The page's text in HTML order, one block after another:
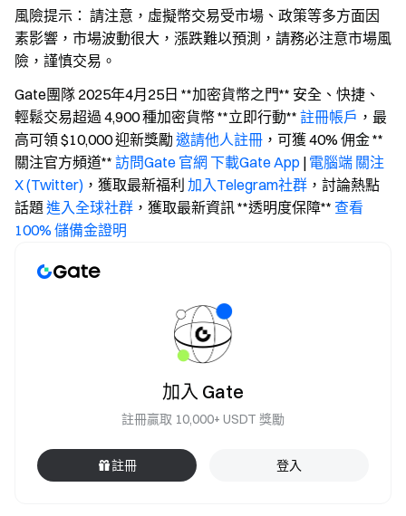
風險提示： 請注意，虛擬幣交易受市場、政策等多方面因
素影響，市場波動很大，漲跌難以預測，請務必注意市場風
險，謹慎交易。
Gate團隊 2025年4月25日 **加密貨幣之門** 安全、快捷、
輕鬆交易超過 4,900 種加密貨幣 **立即行動** 註冊帳戶 ，最
高可領 $10,000 迎新獎勵 邀請他人註冊 ，可獲 40% 佣金 **
關注官方頻道** 訪問Gate 官網 下載Gate App | 電腦端 關注
X (Twitter) ，獲取最新福利 加入Telegram社群 ，討論熱點
話題進入全球社群 ，獲取最新資訊 **透明度保障** 查看
100% 儲備金證明
加入 Gate
註冊贏取 10,000+ USDT 獎勵
註冊 登入